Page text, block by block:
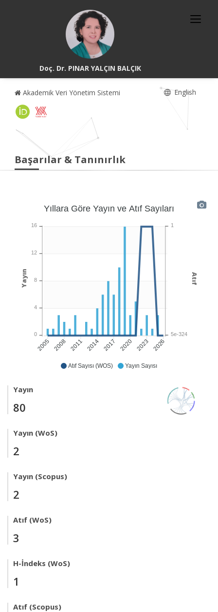
Doç. Dr. PINAR YALÇIN BALÇIK
Akademik Veri Yönetim Sistemi English
Başarılar & Tanınırlık
Atıf Sayısı (WOS) Yayın Sayısı
2005 2008 2011 2014 2017 2020 2023 2026
Yıllara Göre Yayın ve Atıf Sayıları
1
5e-324
Atıf
16
12
8
4
0
Yayın
Yayın
80
Yayın (WoS)
2
Yayın (Scopus)
2
Atıf (WoS)
3
H-İndeks (WoS)
1
Atıf (Scopus)